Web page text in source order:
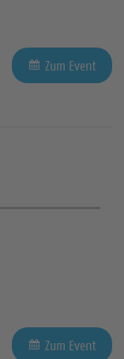
Zum Event
Zum Event